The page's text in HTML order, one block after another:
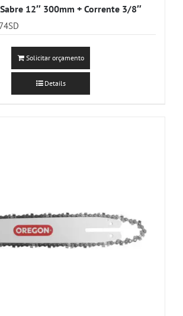
12″ 300mm + Corrente 3/8″
Solicitar orçamento
Details